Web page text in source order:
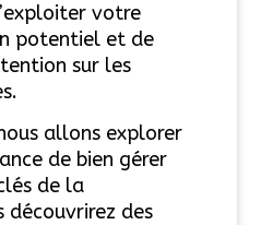
votre
potentiel et de
sur les
allons explorer
de bien gérer
de la
découvrirez des